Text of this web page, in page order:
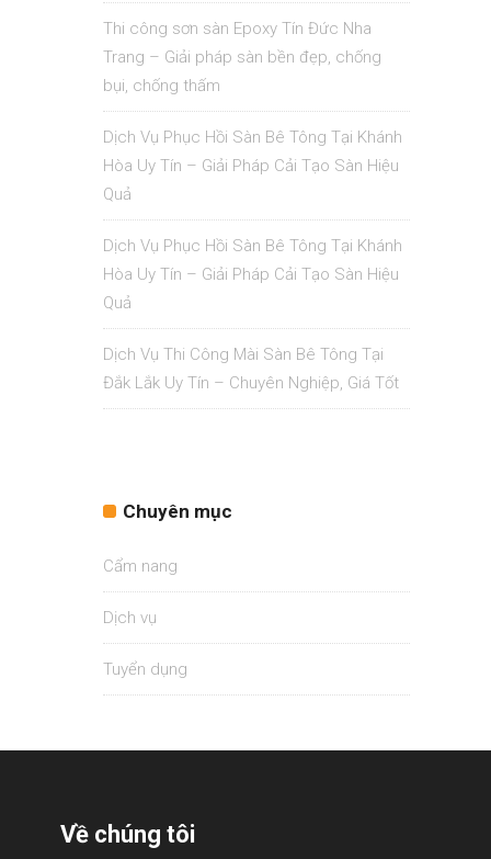
Thi công sơn sàn Epoxy Tín Đức Nha
Trang – Giải pháp sàn bền đẹp, chống
bụi, chống thấm
Dịch Vụ Phục Hồi Sàn Bê Tông Tại Khánh
Hòa Uy Tín – Giải Pháp Cải Tạo Sàn Hiệu
Quả
Dịch Vụ Phục Hồi Sàn Bê Tông Tại Khánh
Hòa Uy Tín – Giải Pháp Cải Tạo Sàn Hiệu
Quả
Dịch Vụ Thi Công Mài Sàn Bê Tông Tại
Đắk Lắk Uy Tín – Chuyên Nghiệp, Giá Tốt
Chuyên mục
Cẩm nang
Dịch vụ
Tuyển dụng
Về chúng tôi